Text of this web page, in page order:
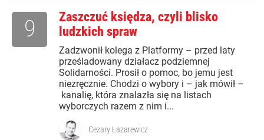
Zaszczuć księdza, czyli blisko
ludzkich spraw
Zadzwonił kolega z Platformy – przed laty
prześladowany działacz podziemnej
Solidarności. Prosił o pomoc, bo jemu jest
niezręcznie. Chodzi o wybory i – jak mówił –
kanalię, która znalazła się na listach
wyborczych razem z nim i...
9
Cezary Łazarewicz